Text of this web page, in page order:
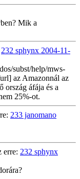
Mik a
232 sphynx 2004-11-
subst/help/mws-
az Amazonnál az
ország áfája és a
25%-ot.
233 janomano
erre: 232 sphynx